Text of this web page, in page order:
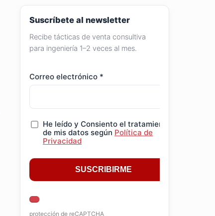
Suscríbete al newsletter
Recibe tácticas de venta consultiva
para ingeniería 1–2 veces al mes.